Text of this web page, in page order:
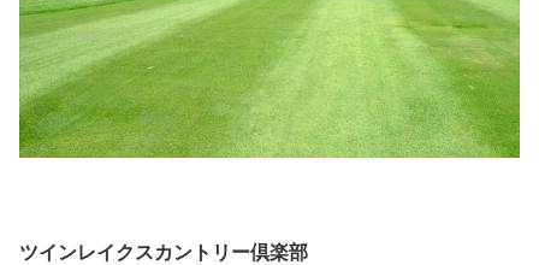
ツインレイクスカントリー倶楽部